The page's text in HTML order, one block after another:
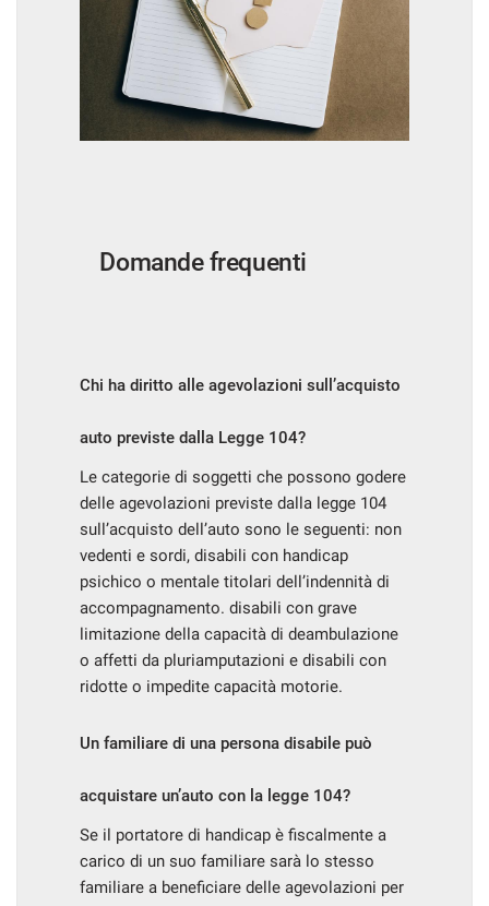
Domande frequenti
Chi ha diritto alle agevolazioni sull’acquisto
auto previste dalla Legge 104?
Le categorie di soggetti che possono godere
delle agevolazioni previste dalla legge 104
sull’acquisto dell’auto sono le seguenti: non
vedenti e sordi, disabili con handicap
psichico o mentale titolari dell’indennità di
accompagnamento. disabili con grave
limitazione della capacità di deambulazione
o affetti da pluriamputazioni e disabili con
ridotte o impedite capacità motorie.
Un familiare di una persona disabile può
acquistare un’auto con la legge 104?
Se il portatore di handicap è fiscalmente a
carico di un suo familiare sarà lo stesso
familiare a beneficiare delle agevolazioni per